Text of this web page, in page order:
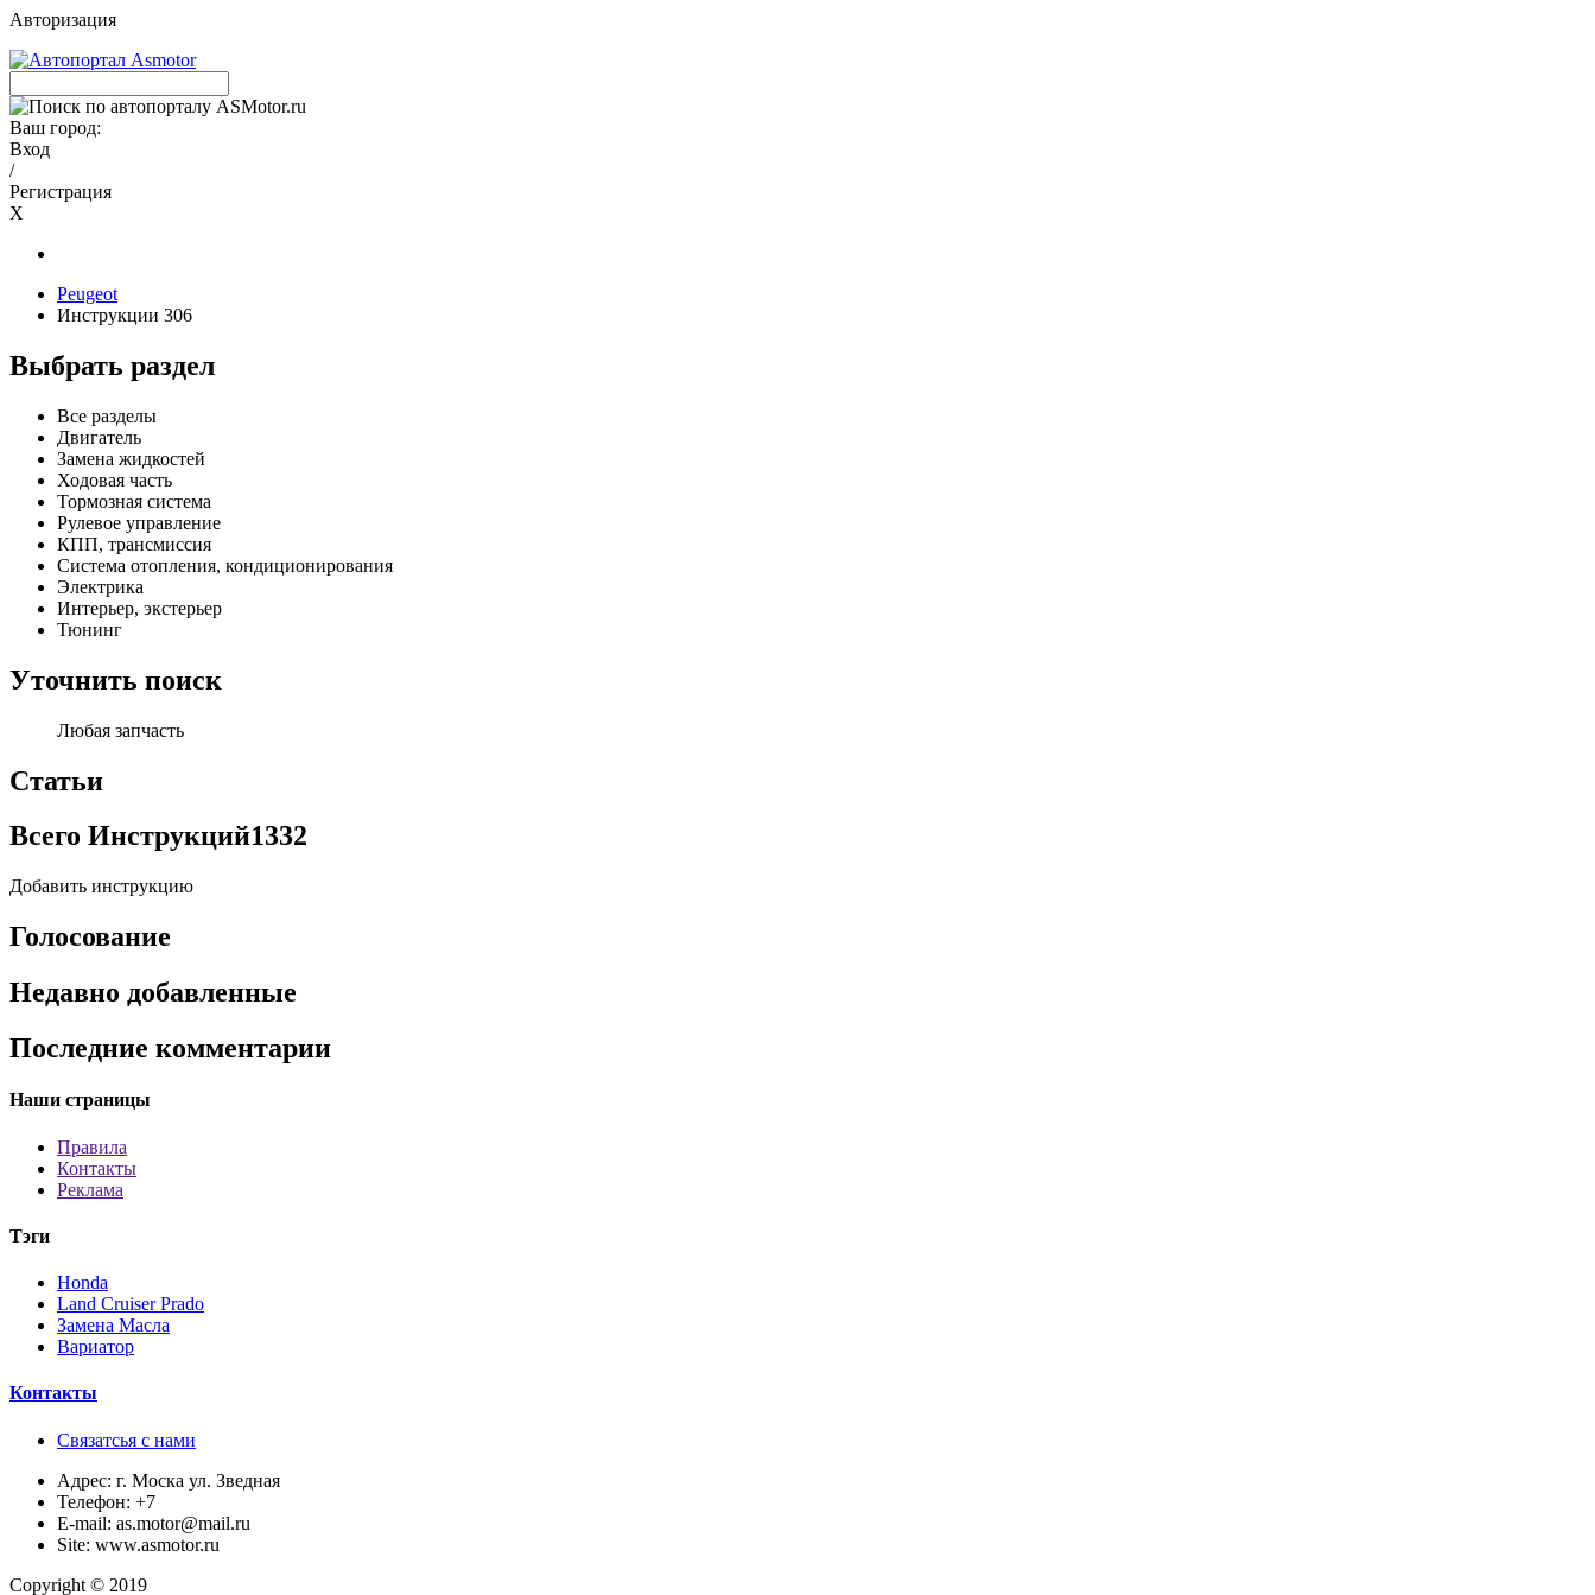
Авторизация
Ваш город:
Вход
/
Регистрация
X
Peugeot
Инструкции 306
Выбрать раздел
Все разделы
Двигатель
Замена жидкостей
Ходовая часть
Тормозная система
Рулевое управление
КПП, трансмиссия
Система отопления, кондиционирования
Электрика
Интерьер, экстерьер
Тюнинг
Уточнить поиск
Любая запчасть
Статьи
Всего Инструкций1332
Добавить инструкцию
Голосование
Недавно добавленные
Последние комментарии
Наши страницы
Правила
Контакты
Реклама
Тэги
Honda
Land Cruiser Prado
Замена Масла
Вариатор
Контакты
Связатсья с нами
Адрес: г. Моска ул. Зведная
Телефон: +7
E-mail: as.motor@mail.ru
Site: www.asmotor.ru
Copyright © 2019